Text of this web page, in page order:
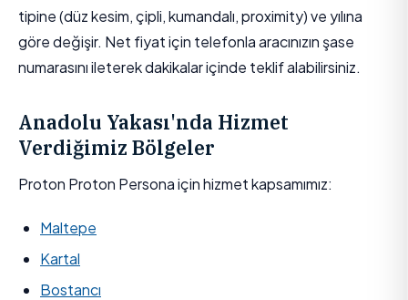
tipine (düz kesim, çipli, kumandalı, proximity) ve yılına
göre değişir. Net fiyat için telefonla aracınızın şase
numarasını ileterek dakikalar içinde teklif alabilirsiniz.
Anadolu Yakası'nda Hizmet
Verdiğimiz Bölgeler
Proton Proton Persona için hizmet kapsamımız:
Maltepe
Kartal
Bostancı